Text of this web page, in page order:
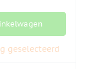
geselecteerd